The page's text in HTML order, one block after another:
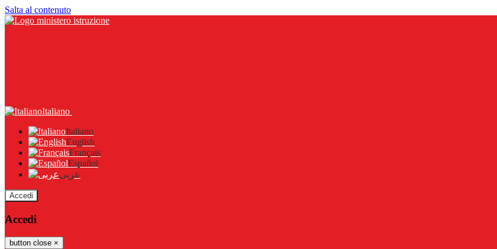
Salta al contenuto
Italiano
Italiano
English
Français
Español
عربى
Accedi
Accedi
button close ×